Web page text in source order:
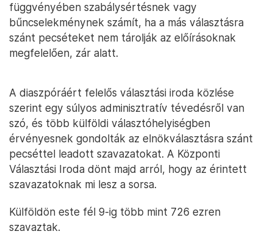
függvényében szabálysértésnek vagy
bűncselekménynek számít, ha a más választásra
szánt pecséteket nem tárolják az előírásoknak
megfelelően, zár alatt.
A diaszpóráért felelős választási iroda közlése
szerint egy súlyos adminisztratív tévedésről van
szó, és több külföldi választóhelyiségben
érvényesnek gondolták az elnökválasztásra szánt
pecséttel leadott szavazatokat. A Központi
Választási Iroda dönt majd arról, hogy az érintett
szavazatoknak mi lesz a sorsa.
Külföldön este fél 9-ig több mint 726 ezren
szavaztak.